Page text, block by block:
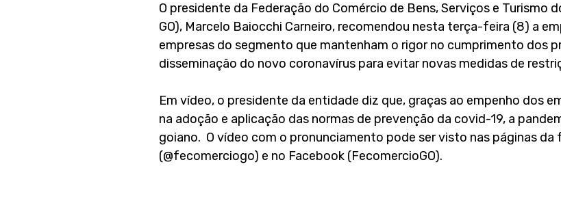
O presidente da Federação do Comércio de Bens, Serviços e Turismo
GO), Marcelo Baiocchi Carneiro, recomendou nesta terça-feira (8) a
empresas do segmento que mantenham o rigor no cumprimento dos
disseminação do novo coronavírus para evitar novas medidas de
Em vídeo, o presidente da entidade diz que, graças ao empenho dos
na adoção e aplicação das normas de prevenção da covid-19, a
goiano. O vídeo com o pronunciamento pode ser visto nas páginas
(@fecomerciogo) e no Facebook (FecomercioGO).